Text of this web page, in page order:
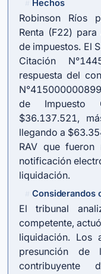
Hechos
Robinson Ríos
Renta (F22)
de impuestos. El
Citación
respuesta del
de Impuesto
$36.137.521,
llegando a
RAV que fueron
notificación
liquidación.
Considerandos
El tribunal
competente,
liquidación. Los
presunción de
contribuyente